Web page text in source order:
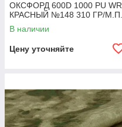
ОКСФОРД 600D 1000 PU WR
КРАСНЫЙ №148 310 ГР/М.П.
В наличии
Цену уточняйте